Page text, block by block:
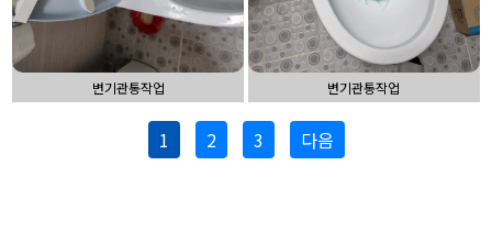
변기관통작업 변기관통작업
1 2 3 다음